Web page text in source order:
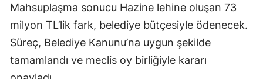
Mahsuplaşma sonucu Hazine lehine oluşan 73
milyon TL’lik fark, belediye bütçesiyle ödenecek.
Süreç, Belediye Kanunu’na uygun şekilde
tamamlandı ve meclis oy birliğiyle kararı